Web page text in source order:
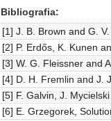
Bibliografia
[1] J. B. Brown and G.
[2] P. Erdős, K. Kunen
[3] W. G. Fleissner and
[4] D. H. Fremlin and J.
[5] F. Galvin, J.
[6] E. Grzegorek,